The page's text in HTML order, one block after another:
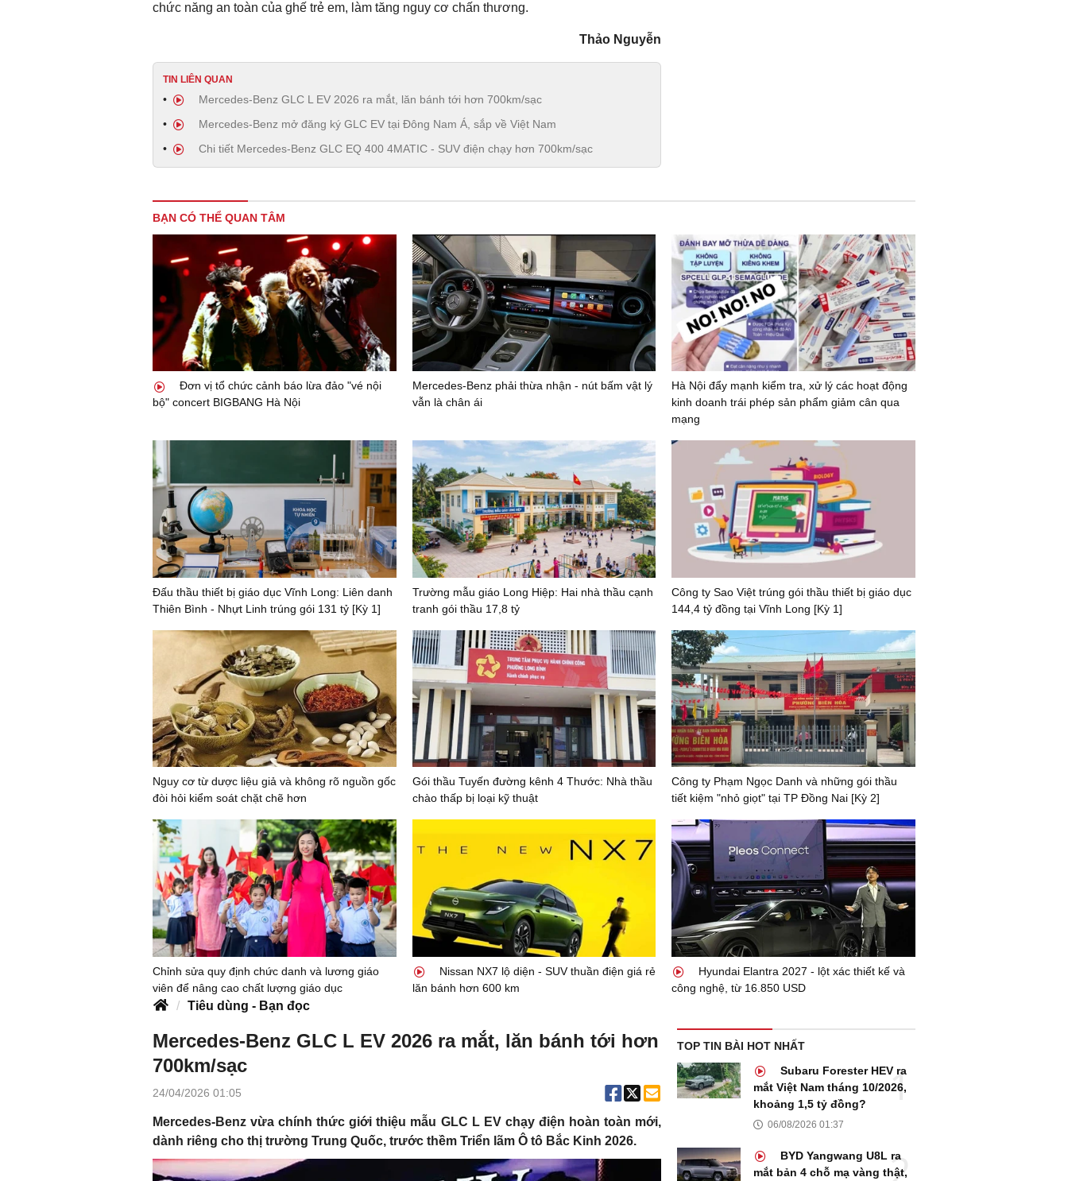
chức năng an toàn của ghế trẻ em, làm tăng nguy cơ chấn thương.
Thảo Nguyễn
TIN LIÊN QUAN
Mercedes-Benz GLC L EV 2026 ra mắt, lăn bánh tới hơn 700km/sạc
Mercedes-Benz mở đăng ký GLC EV tại Đông Nam Á, sắp về Việt Nam
Chi tiết Mercedes-Benz GLC EQ 400 4MATIC - SUV điện chạy hơn 700km/sạc
BẠN CÓ THỂ QUAN TÂM
Đơn vị tổ chức cảnh báo lừa đảo "vé nội
bộ" concert BIGBANG Hà Nội
Mercedes-Benz phải thừa nhận - nút bấm vật lý
vẫn là chân ái
Hà Nội đẩy mạnh kiểm tra, xử lý các hoạt động
kinh doanh trái phép sản phẩm giảm cân qua
mạng
Đấu thầu thiết bị giáo dục Vĩnh Long: Liên danh
Thiên Bình - Nhựt Linh trúng gói 131 tỷ [Kỳ 1]
Trường mẫu giáo Long Hiệp: Hai nhà thầu cạnh
tranh gói thầu 17,8 tỷ
Công ty Sao Việt trúng gói thầu thiết bị giáo dục
144,4 tỷ đồng tại Vĩnh Long [Kỳ 1]
Nguy cơ từ dược liệu giả và không rõ nguồn gốc
đòi hỏi kiểm soát chặt chẽ hơn
Gói thầu Tuyến đường kênh 4 Thước: Nhà thầu
chào thấp bị loại kỹ thuật
Công ty Phạm Ngọc Danh và những gói thầu
tiết kiệm "nhỏ giọt" tại TP Đồng Nai [Kỳ 2]
Chỉnh sửa quy định chức danh và lương giáo
viên để nâng cao chất lượng giáo dục
Nissan NX7 lộ diện - SUV thuần điện giá rẻ
lăn bánh hơn 600 km
Hyundai Elantra 2027 - lột xác thiết kế và
công nghệ, từ 16.850 USD
Tiêu dùng - Bạn đọc
Mercedes-Benz GLC L EV 2026 ra mắt, lăn bánh tới hơn
700km/sạc
24/04/2026 01:05
Mercedes-Benz vừa chính thức giới thiệu mẫu GLC L EV chạy điện hoàn toàn mới,
dành riêng cho thị trường Trung Quốc, trước thềm Triển lãm Ô tô Bắc Kinh 2026.
TOP TIN BÀI HOT NHẤT
Subaru Forester HEV ra
mắt Việt Nam tháng 10/2026,
khoảng 1,5 tỷ đồng?
06/08/2026 01:37
BYD Yangwang U8L ra
mắt bản 4 chỗ mạ vàng thật,